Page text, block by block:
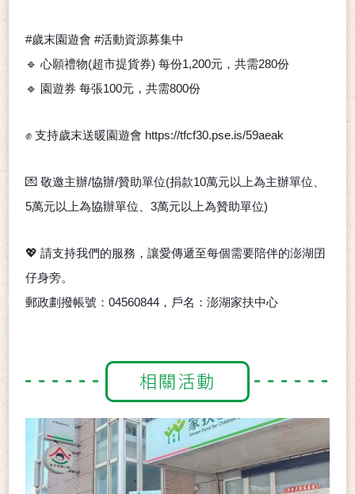
#歲末園遊會 #活動資源募集中
🔹 心願禮物(超市提貨券) 每份1,200元，共需280份
🔹 園遊券 每張100元，共需800份
✊ 支持歲末送暖園遊會 https://tfcf30.pse.is/59aeak
💌 敬邀主辦/協辦/贊助單位(捐款10萬元以上為主辦單位、
5萬元以上為協辦單位、3萬元以上為贊助單位)
💖 請支持我們的服務，讓愛傳遞至每個需要陪伴的澎湖囝
仔身旁。
郵政劃撥帳號：04560844，戶名：澎湖家扶中心
相關活動